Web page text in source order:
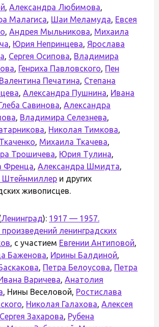
, Александра Любимова,
Малагиса, Шаи Меламуда, Евсея
, Андрея Мыльникова, Михаила
, Юрия Непринцева, Ярослава
, Сергея Осипова, Владимира
, Генриха Павловского, Пен
Валентина Печатина, Степана
, Александра Пушнина, Ивана
Савинова, Александра
, Владимира Селезнева,
, Николая Тимкова,
, Михаила Ткачева,
Трошичева, Юрия Тулина,
Френца, Александра Шмидта,
и других
живописцев.
Ленинград): 1917 — 1957.
ленинградских
, с участием Евгении Антиповой,
Баженова, Ирины Балдиной,
, Петра Белоусова, Петра
Варичева, Анатолия
, Нины Веселовой, Ростислава
, Николая Галахова, Алексея
Сергея Захарова, Рубена